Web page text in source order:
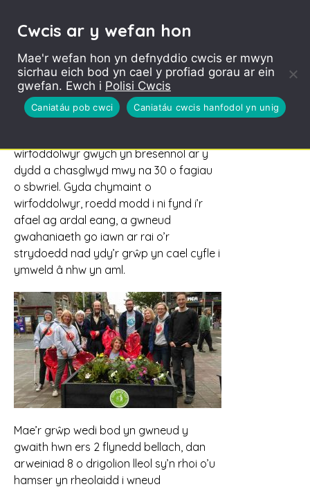
Cadw’r Rhath yn Daclus
Y dydd Sadwrn diwethaf es i ar un o
ymgyrchoedd casglu sbwriel wythnosol
wirfoddolwyr gwych yn bresennol ar y
dydd a chasglwyd mwy na 30 o fagiau
o sbwriel. Gyda chymaint o
wirfoddolwyr, roedd modd i ni fynd i’r
afael ag ardal eang, a gwneud
gwahaniaeth go iawn ar rai o’r
strydoedd nad ydy’r grŵp yn cael cyfle i
ymweld â nhw yn aml.
Mae’r grŵp wedi bod yn gwneud y
gwaith hwn ers 2 flynedd bellach, dan
arweiniad 8 o drigolion lleol sy’n rhoi o’u
hamser yn rheolaidd i wneud
Cwcis ar y wefan hon
Mae'r wefan hon yn defnyddio cwcis er mwyn
sicrhau eich bod yn cael y profiad gorau ar ein
gwefan. Ewch i Polisi Cwcis
Caniatáu pob cwci Caniatáu cwcis hanfodol yn unig